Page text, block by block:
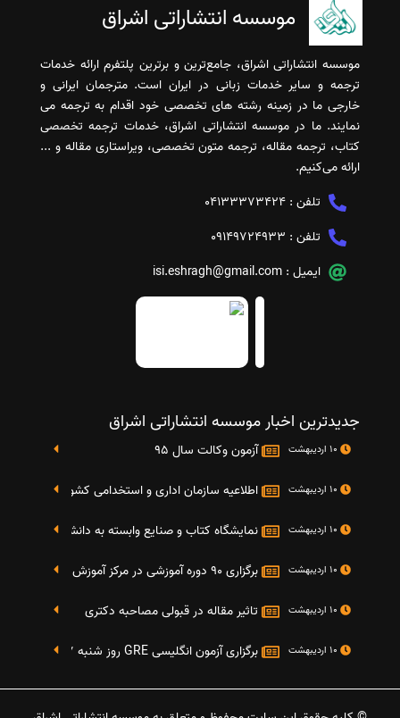
موسسه انتشاراتی اشراق
موسسه انتشاراتی اشراق، جامع‌ترین و برترین پلتفرم ارائه خدمات
ترجمه و سایر خدمات زبانی در ایران است. مترجمان ایرانی و
خارجی ما در زمینه رشته های تخصصی خود اقدام به ترجمه می
نمایند. ما در موسسه انتشاراتی اشراق، خدمات ترجمه تخصصی
کتاب، ترجمه مقاله، ترجمه متون تخصصی، ویراستاری مقاله و ...
ارائه می‌کنیم.
تلفن : 04133373424
تلفن : 09149724933
ایمیل : isi.eshragh@gmail.com
جدیدترین اخبار موسسه انتشاراتی اشراق
آزمون وکالت سال 95
اطلاعیه سازمان اداری و استخدامی کشور در خصوص
نمایشگاه کتاب و صنایع وابسته به دانشگاه صنعتی شریف 4 الی 8 مهر
برگزاری 90 دوره آموزشی در مرکز آموزش فرهنگی دانشگاه علامه
تاثیر مقاله در قبولی مصاحبه دکتری
برگزاری آزمون انگلیسی GRE روز شنبه 27 شهریور(مقارن با 17 سپتامبر 2016)